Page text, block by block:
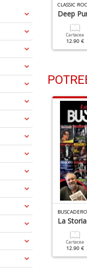
Digitale
3.50 €
CLASSIC
Deep
Cartacea
12.90 €
Digitale
5.90 €
La
Cartacea
12.90 €